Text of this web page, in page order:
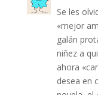
Se les
«mejor
galán
niñez a
ahora
desea en